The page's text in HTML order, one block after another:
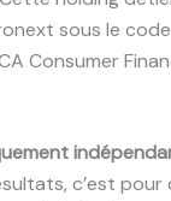
sous le
Consumer
c’est pour